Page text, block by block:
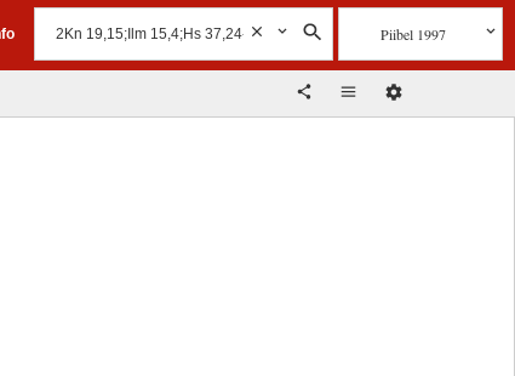
Piibel 1997